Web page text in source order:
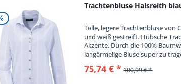
Trachtenbluse Halsreith
Tolle, legere Trachtenbluse von
und weiß gestreift. Hübsche
Akzente. Durch die 100%
langärmelige Bluse super zu
Trachtenbluse, Farbe: blau und
75,74 € * 100,99 € *